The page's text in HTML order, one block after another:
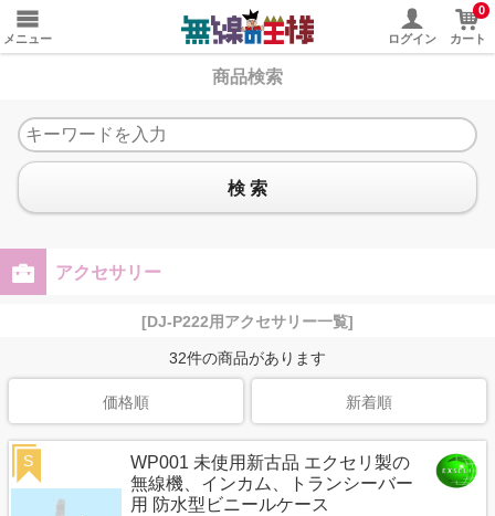
メニュー ログイン
0
カート
商品検索
検 索
アクセサリー
[DJ-P222用アクセサリー一覧]
32件の商品があります
価格順 新着順
WP001 未使用新古品 エクセリ製の
無線機、インカム、トランシーバー
用 防水型ビニールケース
S